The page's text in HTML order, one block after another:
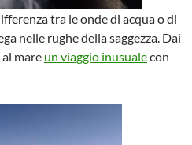
tra le onde di acqua o di
nelle rughe della saggezza. Dai
mare un viaggio inusualecon